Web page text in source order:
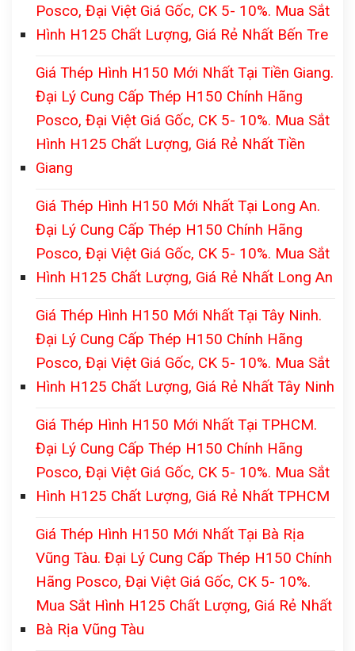
Posco, Đại Việt Giá Gốc, CK 5- 10%. Mua Sắt
Hình H125 Chất Lượng, Giá Rẻ Nhất Bến Tre
Giá Thép Hình H150 Mới Nhất Tại Tiền Giang.
Đại Lý Cung Cấp Thép H150 Chính Hãng
Posco, Đại Việt Giá Gốc, CK 5- 10%. Mua Sắt
Hình H125 Chất Lượng, Giá Rẻ Nhất Tiền
Giang
Giá Thép Hình H150 Mới Nhất Tại Long An.
Đại Lý Cung Cấp Thép H150 Chính Hãng
Posco, Đại Việt Giá Gốc, CK 5- 10%. Mua Sắt
Hình H125 Chất Lượng, Giá Rẻ Nhất Long An
Giá Thép Hình H150 Mới Nhất Tại Tây Ninh.
Đại Lý Cung Cấp Thép H150 Chính Hãng
Posco, Đại Việt Giá Gốc, CK 5- 10%. Mua Sắt
Hình H125 Chất Lượng, Giá Rẻ Nhất Tây Ninh
Giá Thép Hình H150 Mới Nhất Tại TPHCM.
Đại Lý Cung Cấp Thép H150 Chính Hãng
Posco, Đại Việt Giá Gốc, CK 5- 10%. Mua Sắt
Hình H125 Chất Lượng, Giá Rẻ Nhất TPHCM
Giá Thép Hình H150 Mới Nhất Tại Bà Rịa
Vũng Tàu. Đại Lý Cung Cấp Thép H150 Chính
Hãng Posco, Đại Việt Giá Gốc, CK 5- 10%.
Mua Sắt Hình H125 Chất Lượng, Giá Rẻ Nhất
Bà Rịa Vũng Tàu